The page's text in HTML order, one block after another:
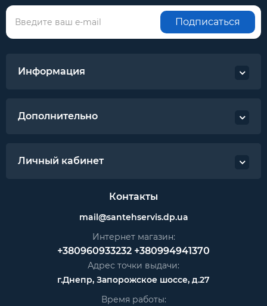
Подписаться
Информация
Дополнительно
Личный кабинет
Контакты
mail@santehservis.dp.ua
Интернет магазин:
+380960933232 +380994941370
Адрес точки выдачи:
г.Днепр, Запорожское шоссе, д.27
Время работы: